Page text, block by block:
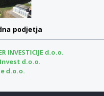
podjetja
INVESTICIJE d.o.o.
d.o.o.
d.o.o.